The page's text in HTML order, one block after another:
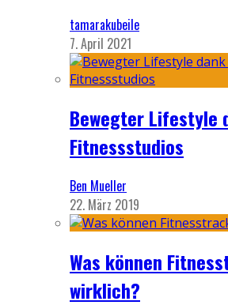
tamarakubeile
7. April 2021
Bewegter Lifestyle
Fitnessstudios
Ben Mueller
22. März 2019
Was können
wirklich?